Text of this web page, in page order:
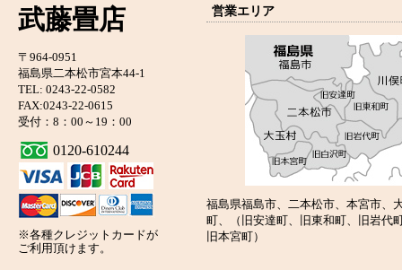
武藤畳店
〒964-0951
福島県二本松市宮本44-1
TEL: 0243-22-0582
FAX:0243-22-0615
受付：8：00～19：00
0120-610244
※各種クレジットカードが
ご利用頂けます。
営業エリア
福島県福島市、二本松市、本宮市、
町、（旧安達町、旧東和町、旧岩代
旧本宮町）